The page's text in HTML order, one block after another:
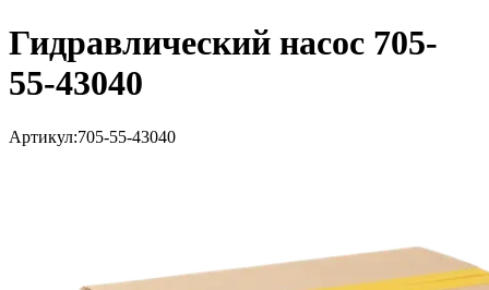
Гидравлический насос 705-
55-43040
Артикул:705-55-43040